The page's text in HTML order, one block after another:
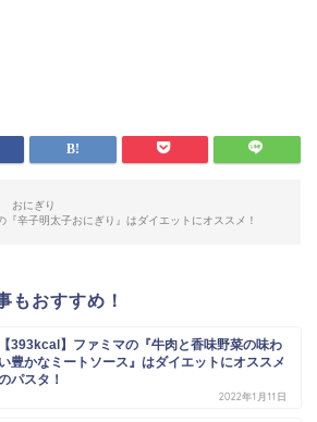
おにぎり
『辛子明太子おにぎり』はダイエットにオススメ！
もおすすめ！
【393kcal】ファミマの『牛肉と香味野菜の味わ
い豊かなミートソース』はダイエットにオススメ
パスタ！
2022年1月11日